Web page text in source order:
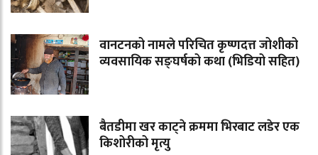
वानटनको नामले परिचित कृष्णदत्त जोशीको
व्यवसायिक सङ्घर्षको कथा (भिडियो सहित)
बैतडीमा खर काट्ने क्रममा भिरबाट लडेर एक
किशोरीको मृत्यु